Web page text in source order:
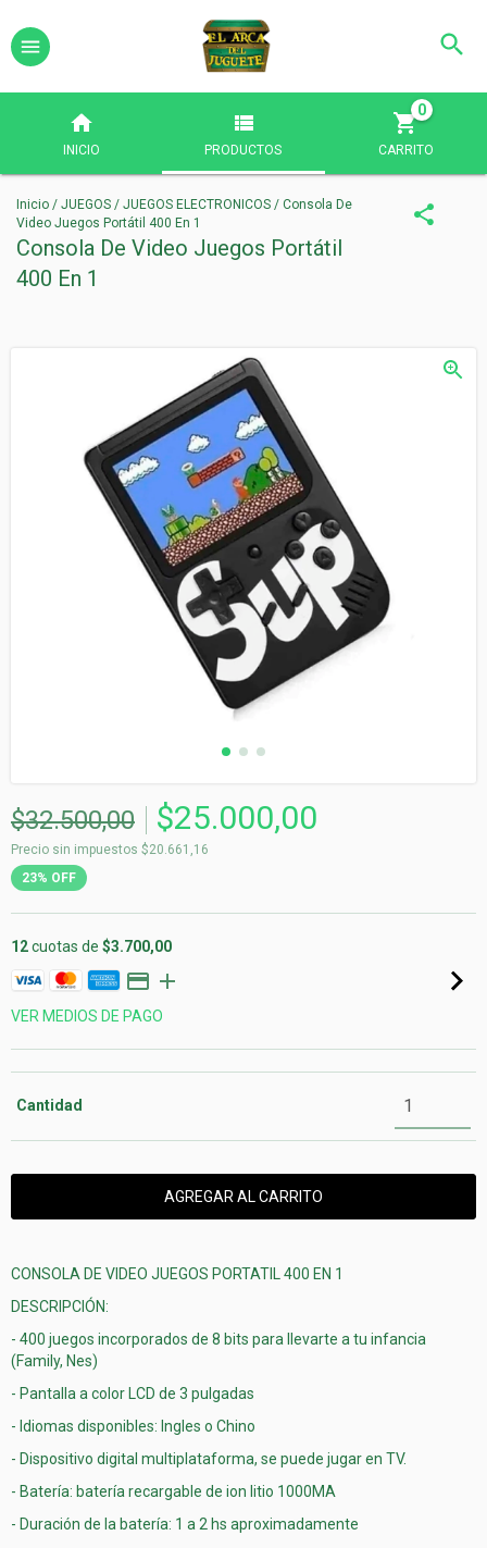
INICIO PRODUCTOS CARRITO
0
Inicio / JUEGOS / JUEGOS ELECTRONICOS / Consola De
Video Juegos Portátil 400 En 1
Consola De Video Juegos Portátil
400 En 1
$32.500,00 $25.000,00
Precio sin impuestos $20.661,16
23% OFF
12cuotas de $3.700,00
VER MEDIOS DE PAGO
Cantidad
CONSOLA DE VIDEO JUEGOS PORTATIL 400 EN 1
DESCRIPCIÓN:
- 400 juegos incorporados de 8 bits para llevarte a tu infancia
(Family, Nes)
- Pantalla a color LCD de 3 pulgadas
- Idiomas disponibles: Ingles o Chino
- Dispositivo digital multiplataforma, se puede jugar en TV.
- Batería: batería recargable de ion litio 1000MA
- Duración de la batería: 1 a 2 hs aproximadamente